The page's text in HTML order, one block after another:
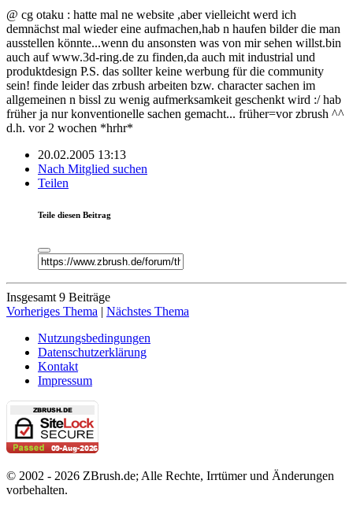
@ cg otaku : hatte mal ne website ,aber vielleicht werd ich
demnächst mal wieder eine aufmachen,hab n haufen bilder die man
ausstellen könnte...wenn du ansonsten was von mir sehen willst.bin
auch auf www.3d-ring.de zu finden,da auch mit industrial und
produktdesign P.S. das sollter keine werbung für die community
sein! finde leider das zrbush arbeiten bzw. character sachen im
allgemeinen n bissl zu wenig aufmerksamkeit geschenkt wird :/ hab
früher ja nur konventionelle sachen gemacht... früher=vor zbrush ^^
d.h. vor 2 wochen *hrhr*
20.02.2005 13:13
Nach Mitglied suchen
Teilen
Teile diesen Beitrag
Insgesamt 9 Beiträge
Vorheriges Thema | Nächstes Thema
Nutzungsbedingungen
Datenschutzerklärung
Kontakt
Impressum
© 2002 - 2026 ZBrush.de; Alle Rechte, Irrtümer und Änderungen
vorbehalten.